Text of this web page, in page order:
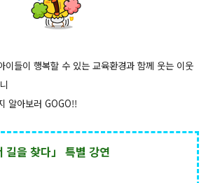
이들이 행복할 수 있는 교육환경과 함께 웃는 이웃
알아보러 GOGO!!
길을 찾다」 특별 강연